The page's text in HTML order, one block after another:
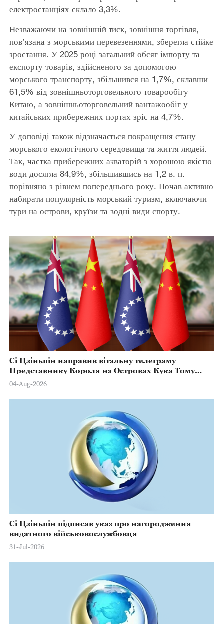
електростанціях склало 3,3%.
Незважаючи на зовнішній тиск, зовнішня торгівля,
пов’язана з морськими перевезеннями, зберегла стійке
зростання. У 2025 році загальний обсяг імпорту та
експорту товарів, здійсненого за допомогою
морського транспорту, збільшився на 1,7%, склавши
61,5% від зовнішньоторговельного товарообігу
Китаю, а зовнішньоторговельний вантажообіг у
китайських прибережних портах зріс на 4,7%.
У доповіді також відзначається покращення стану
морського екологічного середовища та життя людей.
Так, частка прибережних акваторій з хорошою якістю
води досягла 84,9%, збільшившись на 1,2 в. п.
порівняно з рівнем попереднього року. Почав активно
набирати популярність морський туризм, включаючи
тури на острови, круїзи та водні види спорту.
Сі Цзіньпін направив вітальну телеграму
Представнику Короля на Островах Кука Тому
Марстерсу з нагоди Дня Конституції
04-Aug-2026
Сі Цзіньпін підписав указ про нагородження
видатного військовослужбовця
31-Jul-2026